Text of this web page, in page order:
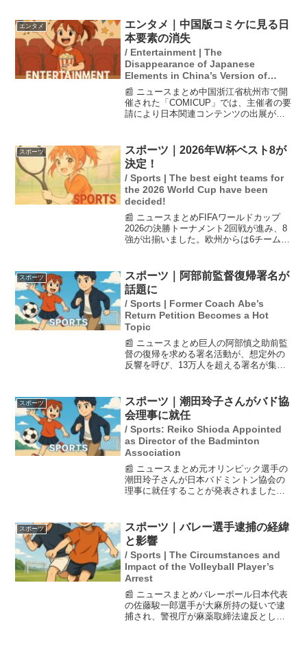
品ラクタブドームで行われたフィギュア
スケートGPシリ...
エンタメ
エンタメ｜中国版コミケに見る日
本要素の消失
/ Entertainment | The
Disappearance of Japanese
Elements in China’s Version of
Comiket
📰 ニュースまとめ中国浙江省杭州市で開
催された「COMICUP」では、主催者の要
請により日本関連コンテンツの出展がな
刃」などのキャラクターに扮したコスプ
レイヤーが見られ...
スポーツ
スポーツ｜2026年W杯ベスト8が
決定！
/ Sports | The best eight teams for
the 2026 World Cup have been
decided!
📰 ニュースまとめFIFAワールドカップ
2026の決勝トーナメント2回戦が進み、8
強が出揃いました。欧州からは6チームが
の影響で、南米勢が少なくなったことを
示していま...
スポーツ
スポーツ｜阿部前監督復帰署名が
話題に
/ Sports | Former Coach Abe’s
Return Petition Becomes a Hot
Topic
📰 ニュースまとめ巨人の阿部慎之助前監
督の復帰を求める署名活動が、想定外の
反響を呼び、13万人を超える署名が集ま
いなかったと語り、活動は急遽早めに終
了しました。また、一...
スポーツ
スポーツ｜潮田玲子さんがバド協
会理事に就任
/ Sports: Reiko Shioda Appointed
as Director of the Badminton
Association
📰 ニュースまとめ元オリンピック選手の
潮田玲子さんが日本バドミントン協会の
理事に就任することが発表されました。
持ち、協会の理事としての任期は2年間で
す。正式な決...
スポーツ
スポーツ｜バレー選手逮捕の経緯
と影響
/ Sports | The Circumstances and
Impact of the Volleyball Player’s
Arrest
📰 ニュースまとめバレーボール日本代表
の佐藤駿一郎選手が大麻所持の疑いで逮
捕され、警視庁が麻薬取締法違反として